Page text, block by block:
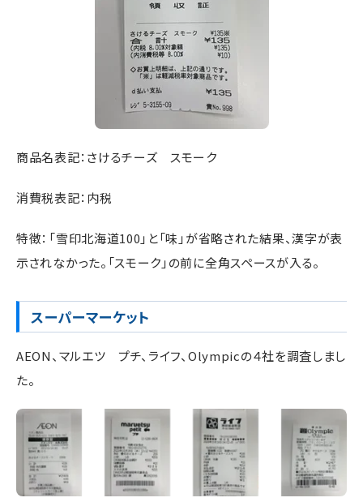
商品名表記：さけるチーズ スモーク
消費税表記：内税
特徴：「雪印北海道100」と「味」が省略された結果、漢字が表
示されなかった。「スモーク」の前に全角スペースが入る。
スーパーマーケット
AEON、マルエツ プチ、ライフ、Olympicの４社を調査しまし
た。